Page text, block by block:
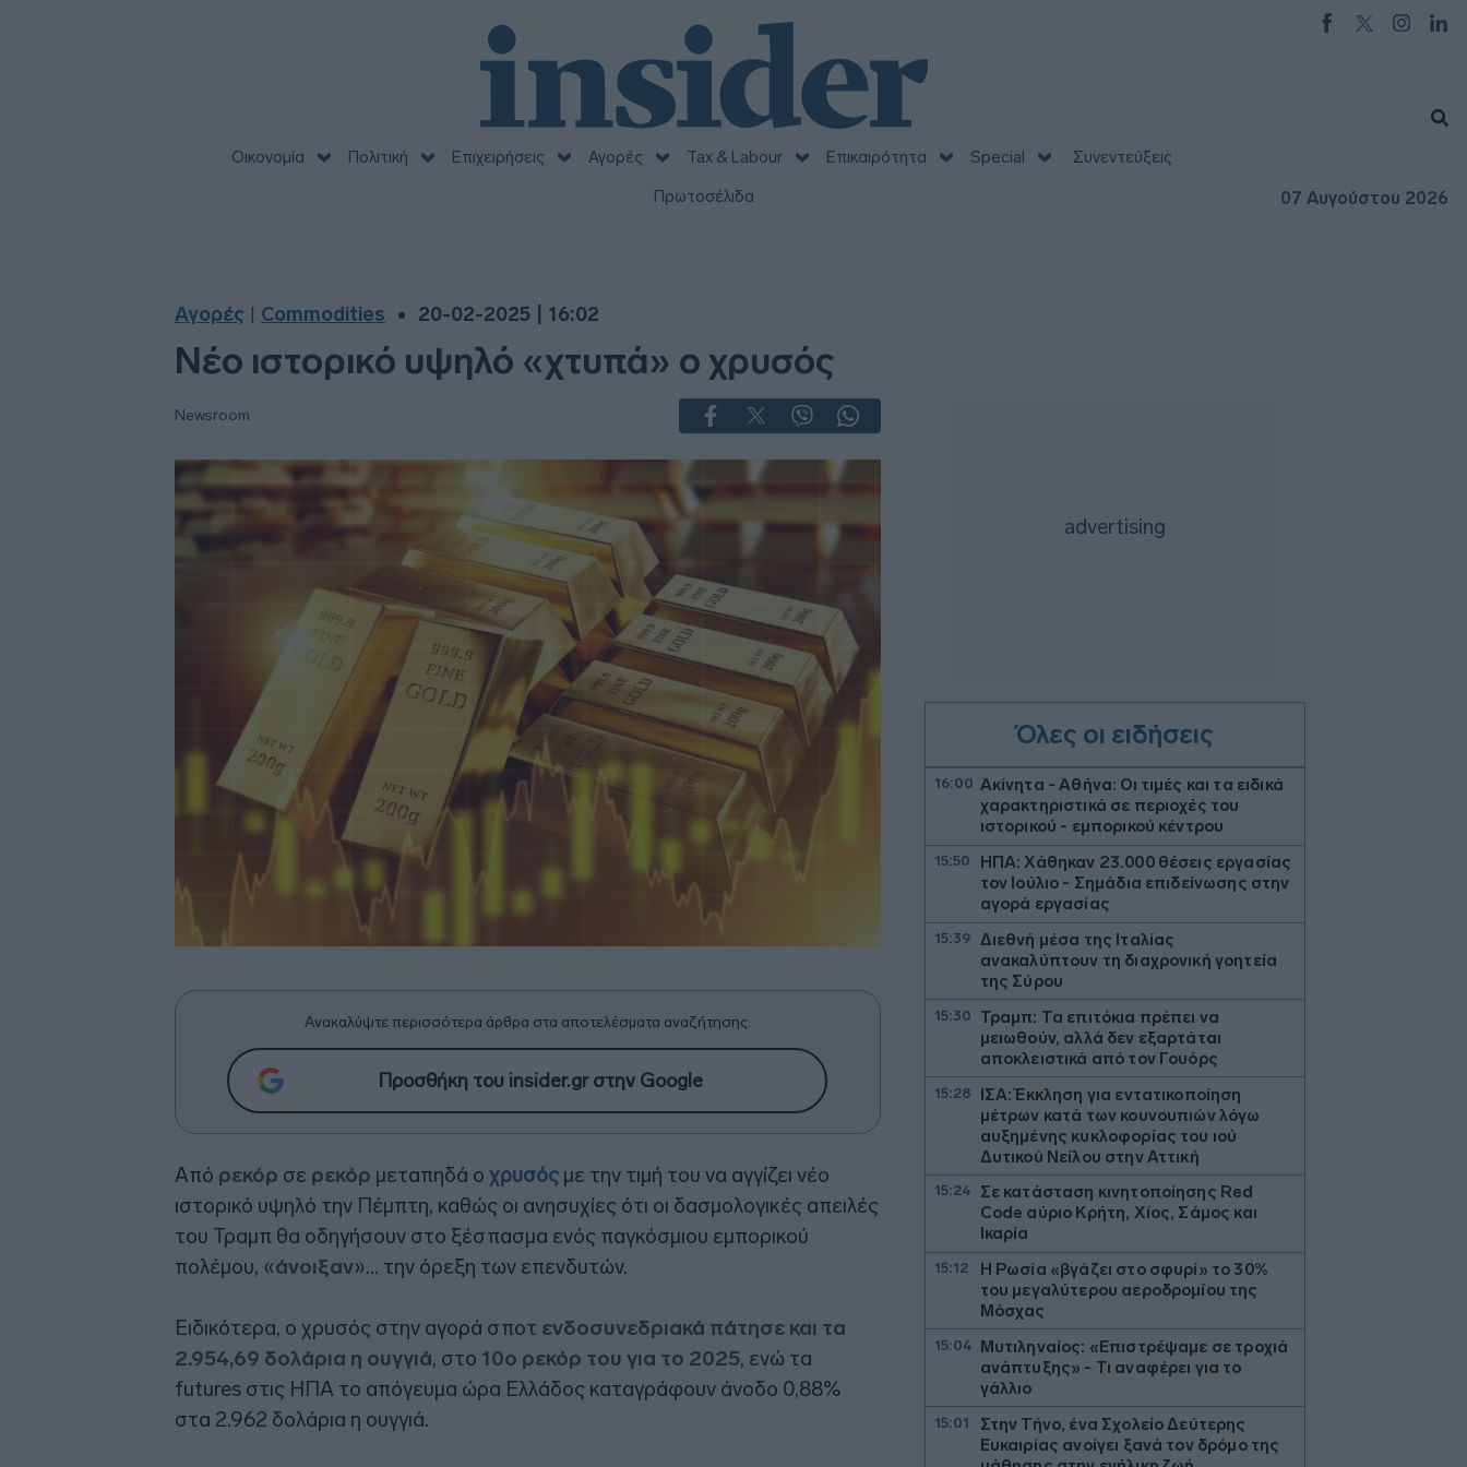
Οικονομία Πολιτική Επιχειρήσεις Αγορές Tax & Labour Επικαιρότητα Special
Συνεντεύξεις
Πρωτοσέλιδα
07 Αυγούστου 2026
Αγορές Commodities 20-02-2025 | 16:02
Νέο ιστορικό υψηλό «χτυπά» ο χρυσός
Newsroom
Ανακαλύψτε περισσότερα άρθρα στα αποτελέσματα αναζήτησης.
Προσθήκη του insider.gr στην Google
Από ρεκόρ σε ρεκόρ μεταπηδά ο χρυσός με την τιμή του να αγγίζει νέο
ιστορικό υψηλό την Πέμπτη, καθώς οι ανησυχίες ότι οι δασμολογικές απειλές
του Τραμπ θα οδηγήσουν στο ξέσπασμα ενός παγκόσμιου εμπορικού
πολέμου, «άνοιξαν»... την όρεξη των επενδυτών.
Ειδικότερα, ο χρυσός στην αγορά σποτ ενδοσυνεδριακά πάτησε και τα
2.954,69 δολάρια η ουγγιά, στο 10ο ρεκόρ του για το 2025, ενώ τα
futures στις ΗΠΑ το απόγευμα ώρα Ελλάδος καταγράφουν άνοδο 0,88%
στα 2.962 δολάρια η ουγγιά.
Όλες οι ειδήσεις
16:00 Ακίνητα - Αθήνα: Οι τιμές και τα ειδικά
χαρακτηριστικά σε περιοχές του
ιστορικού - εμπορικού κέντρου
15:50
ΗΠΑ: Χάθηκαν 23.000 θέσεις εργασίας
τον Ιούλιο - Σημάδια επιδείνωσης στην
αγορά εργασίας
15:39
Διεθνή μέσα της Ιταλίας
ανακαλύπτουν τη διαχρονική γοητεία
της Σύρου
15:30
Τραμπ: Τα επιτόκια πρέπει να
μειωθούν, αλλά δεν εξαρτάται
αποκλειστικά από τον Γουόρς
15:28
ΙΣΑ: Έκκληση για εντατικοποίηση
μέτρων κατά των κουνουπιών λόγω
αυξημένης κυκλοφορίας του ιού
Δυτικού Νείλου στην Αττική
15:24
Σε κατάσταση κινητοποίησης Red
Code αύριο Κρήτη, Χίος, Σάμος και
Ικαρία
15:12
Η Ρωσία «βγάζει στο σφυρί» το 30%
του μεγαλύτερου αεροδρομίου της
Μόσχας
15:04
Μυτιληναίος: «Επιστρέψαμε σε τροχιά
ανάπτυξης» - Τι αναφέρει για τo
γάλλιο
15:01
Στην Τήνο, ένα Σχολείο Δεύτερης
Ευκαιρίας ανοίγει ξανά τον δρόμο της